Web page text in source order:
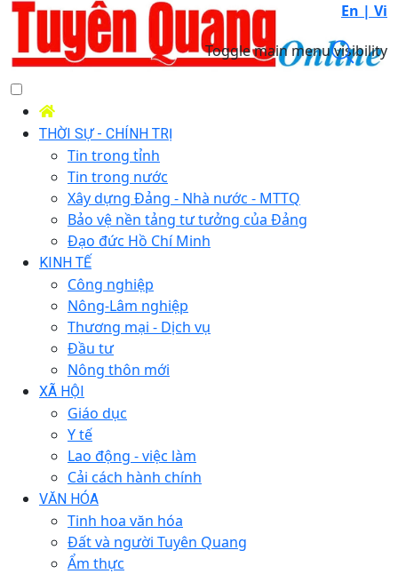
En | Vi
Toggle main menu visibility
THỜI SỰ - CHÍNH TRỊ
Tin trong tỉnh
Tin trong nước
Xây dựng Đảng - Nhà nước - MTTQ
Bảo vệ nền tảng tư tưởng của Đảng
Đạo đức Hồ Chí Minh
KINH TẾ
Công nghiệp
Nông-Lâm nghiệp
Thương mại - Dịch vụ
Đầu tư
Nông thôn mới
XÃ HỘI
Giáo dục
Y tế
Lao động - việc làm
Cải cách hành chính
VĂN HÓA
Tinh hoa văn hóa
Đất và người Tuyên Quang
Ẩm thực